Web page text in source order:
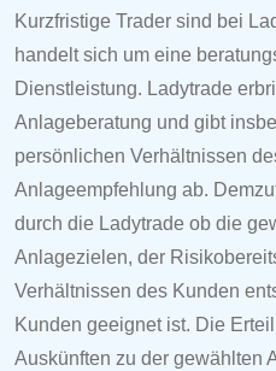
Kurzfristige Trader sind bei
handelt sich um eine
Dienstleistung. Ladytrade
Anlageberatung und gibt
persönlichen Verhältnissen
Anlageempfehlung ab.
durch die Ladytrade ob die
Anlagezielen, der
Verhältnissen des Kunden
Kunden geeignet ist. Die
Auskünften zu der gewählten